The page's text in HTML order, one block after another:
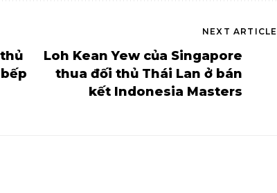
NEXT ARTICLE
Loh Kean Yew của Singapore
thua đối thủ Thái Lan ở bán
kết Indonesia Masters